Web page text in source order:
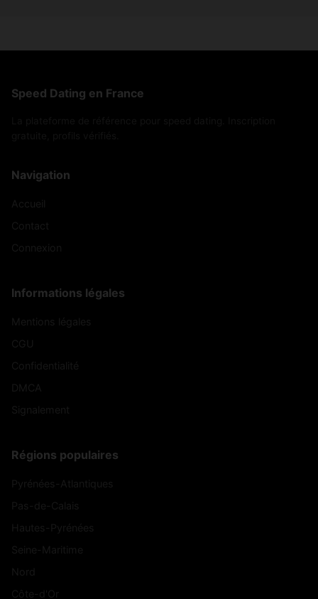
Speed Dating en France
Navigation
Informations légales
Régions populaires